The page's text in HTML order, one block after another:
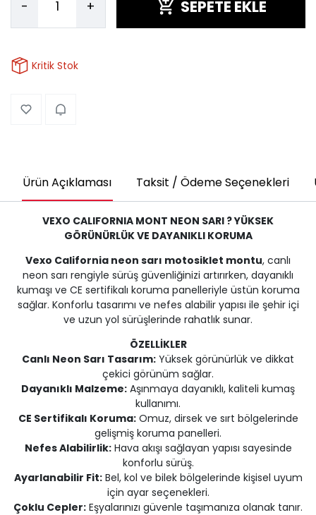
- + SEPETE EKLE
Kritik Stok
Ürün Açıklaması Taksit / Ödeme Seçenekleri
VEXO CALIFORNIA MONT NEON SARI ? YÜKSEK
GÖRÜNÜRLÜK VE DAYANIKLI KORUMA
Vexo California neon sarı motosiklet montu, canlı
neon sarı rengiyle sürüş güvenliğinizi artırırken, dayanıklı
kumaşı ve CE sertifikalı koruma panelleriyle üstün koruma
sağlar. Konforlu tasarımı ve nefes alabilir yapısı ile şehir içi
ve uzun yol sürüşlerinde rahatlık sunar.
ÖZELLİKLER
Canlı Neon Sarı Tasarım: Yüksek görünürlük ve dikkat
çekici görünüm sağlar.
Dayanıklı Malzeme: Aşınmaya dayanıklı, kaliteli kumaş
kullanımı.
CE Sertifikalı Koruma:Omuz, dirsek ve sırt bölgelerinde
gelişmiş koruma panelleri.
Nefes Alabilirlik:Hava akışı sağlayan yapısı sayesinde
konforlu sürüş.
Ayarlanabilir Fit:Bel, kol ve bilek bölgelerinde kişisel uyum
için ayar seçenekleri.
Çoklu Cepler: Eşyalarınızı güvenle taşımanıza olanak tanır.